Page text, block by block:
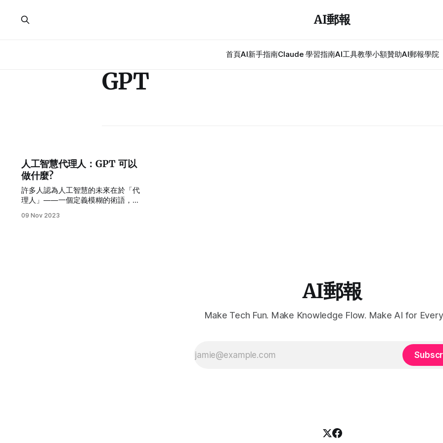
AI郵報
首頁AI新手指南Claude 學習指南AI工具教學小額贊助AI郵報學院
GPT
人工智慧代理人：GPT 可以
做什麼?
許多人認為人工智慧的未來在於「代
理人」——一個定義模糊的術語，指
達成該目標的自主人工智慧程序。過
09 Nov 2023
AI郵報
Make Tech Fun. Make Knowledge Flow. Make AI for